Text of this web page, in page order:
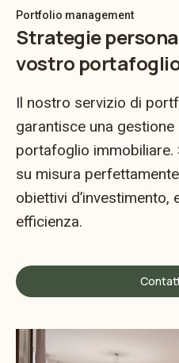
Portfolio management
Strategie
vostro
Il nostro servizio di
garantisce una
portafoglio immobiliare.
su misura
obiettivi d’investimento,
efficienza.